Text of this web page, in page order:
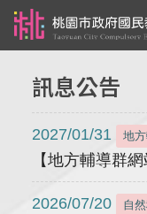
訊息公告
2027/01/31 地
【地方輔導群網
2026/07/20 自